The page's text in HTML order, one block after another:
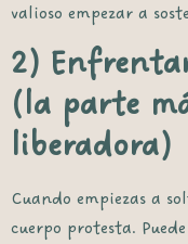
valioso empezar a
2)
(la parte
liberadora)
Cuando empiezas a
cuerpo protesta.